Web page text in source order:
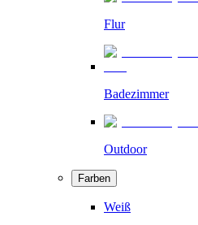
Flur
Badezimmer
Outdoor
Farben
Weiß